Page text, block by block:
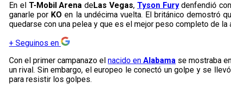
En el T-Mobil Arena deLas Vegas, Tyson Furydenfendió
ganarle por KOen la undécima vuelta. El británico demostró
quedarse con una pelea y que es el mejor peso completo de la
+ Seguinos en
Con el primer campanazo elnacido enAlabama se mostraba
un rival. Sin embargo, el europeo le conectó un golpe y se
para resistir los golpes.